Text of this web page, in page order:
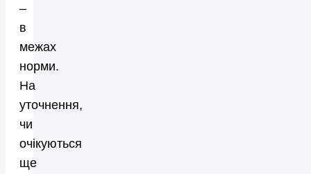
–
в
межах
норми.
На
уточнення,
чи
очікуються
ще